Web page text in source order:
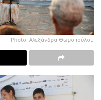
Photo: Αλεξάνδρα Θωμοπούλου
Η Φύση. Η
μιας